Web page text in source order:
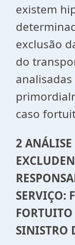
existem
exclusão
do
analisadas
caso
2 ANÁLISE
SERVIÇO:
SINISTRO